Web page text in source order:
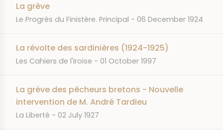
La grève
JOURNAL
Le Progrès du Finistère. Principal DATE
06 December 1924
La révolte des sardinières (1924-1925)
JOURNAL
Les Cahiers de l'Iroise DATE
01 October 1997
La grève des pêcheurs bretons - Nouvelle
intervention de M. André Tardieu
JOURNAL
La Liberté DATE
02 July 1927